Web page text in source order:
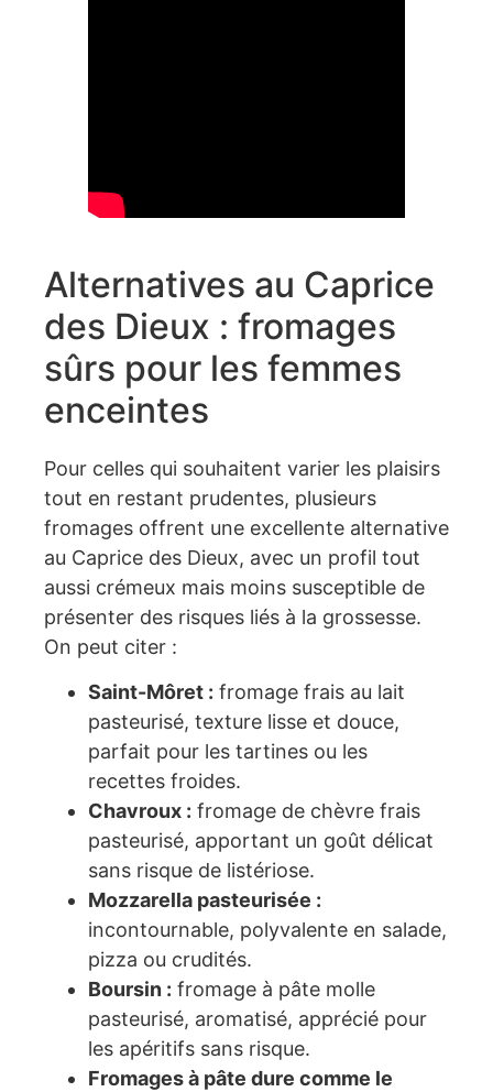
Alternatives au Caprice
des Dieux : fromages
sûrs pour les femmes
enceintes
Pour celles qui souhaitent varier les plaisirs
tout en restant prudentes, plusieurs
fromages offrent une excellente alternative
au Caprice des Dieux, avec un profil tout
aussi crémeux mais moins susceptible de
présenter des risques liés à la grossesse.
On peut citer :
Saint-Môret : fromage frais au lait
pasteurisé, texture lisse et douce,
parfait pour les tartines ou les
recettes froides.
Chavroux : fromage de chèvre frais
pasteurisé, apportant un goût délicat
sans risque de listériose.
Mozzarella pasteurisée :
incontournable, polyvalente en salade,
pizza ou crudités.
Boursin : fromage à pâte molle
pasteurisé, aromatisé, apprécié pour
les apéritifs sans risque.
Fromages à pâte dure comme le